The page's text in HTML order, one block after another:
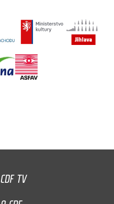
CDF TV